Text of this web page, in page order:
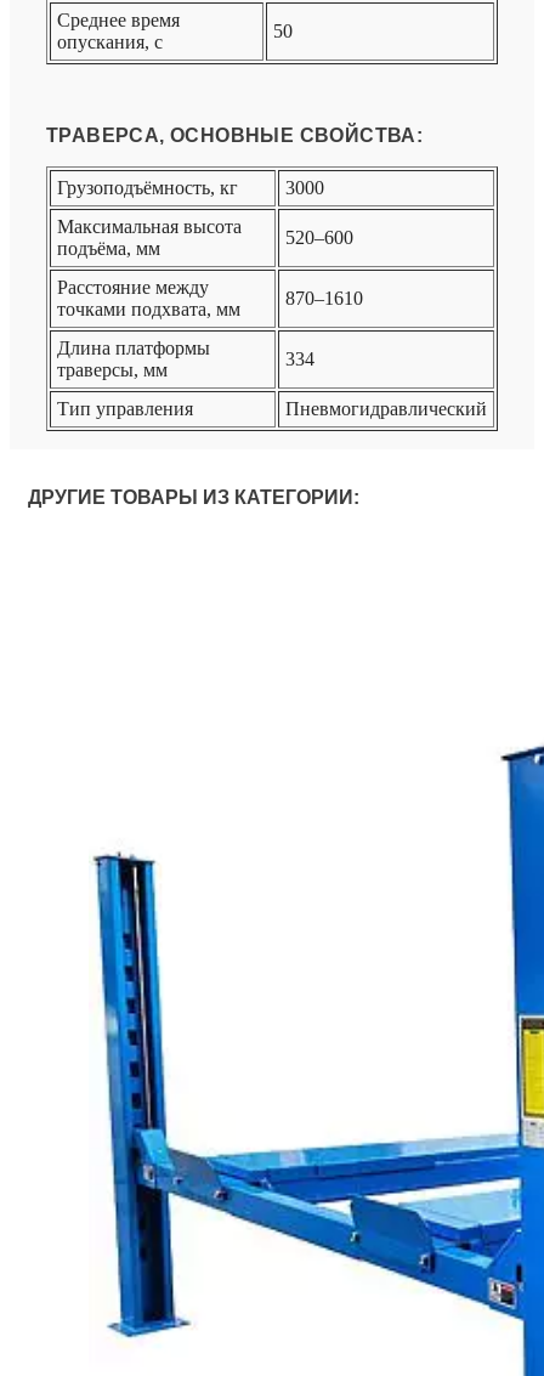
Среднее время
опускания, с
50
ТРАВЕРСА, ОСНОВНЫЕ СВОЙСТВА:
Грузоподъёмность, кг
3000
Максимальная высота
подъёма, мм
520–600
Расстояние между
точками подхвата, мм
870–1610
Длина платформы
траверсы, мм
334
Тип управления Пневмогидравлический
ДРУГИЕ ТОВАРЫ ИЗ КАТЕГОРИИ: